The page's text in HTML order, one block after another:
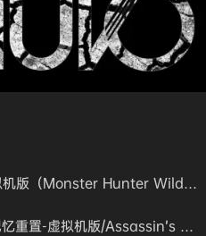
怪物猎人：荒野-虚拟机版（Monster Hunter Wilds HYPERVISOR）免安装中文版
《刺客信条：黑旗 记忆重置-虚拟机版/Assassin’s Creed Black Flag Resynced HYPERVISOR》免安装中文版